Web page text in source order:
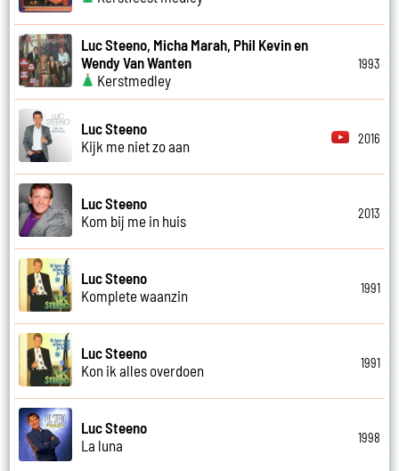
Luc Steeno, Micha Marah, Phil Kevin en
Wendy Van Wanten
Kerstmedley
1993
Luc Steeno
Kijk me niet zo aan
2016
Luc Steeno
Kom bij me in huis
2013
Luc Steeno
Komplete waanzin
1991
Luc Steeno
Kon ik alles overdoen
1991
Luc Steeno
La luna
1998